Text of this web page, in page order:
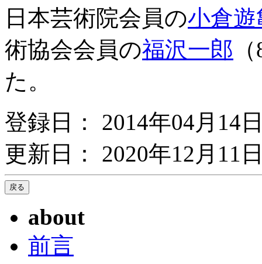
日本芸術院会員の小倉遊
術協会会員の福沢一郎
た。
登録日： 2014年04月14
更新日： 2020年12月11
about
前言